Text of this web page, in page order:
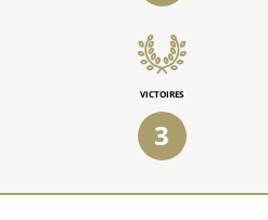
VICTOIRES
3